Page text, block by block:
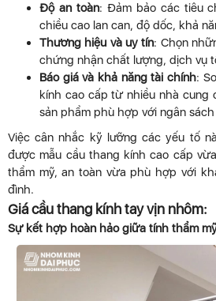
Độ an toàn: Đảm bảo các tiêu
chiều cao lan can, độ dốc, khả
Thương hiệu và uy tín: Chọn
chứng nhận chất lượng, dịch vụ
Báo giá và khả năng tài chính:
kính cao cấp từ nhiều nhà cung
sản phẩm phù hợp với ngân
Việc cân nhắc kỹ lưỡng các yếu tố
được mẫu cầu thang kính cao cấp
thẩm mỹ, an toàn vừa phù hợp với
đình.
Giá cầu thang kính tay vịn nhôm:
Sự kết hợp hoàn hảo giữa tính thẩm